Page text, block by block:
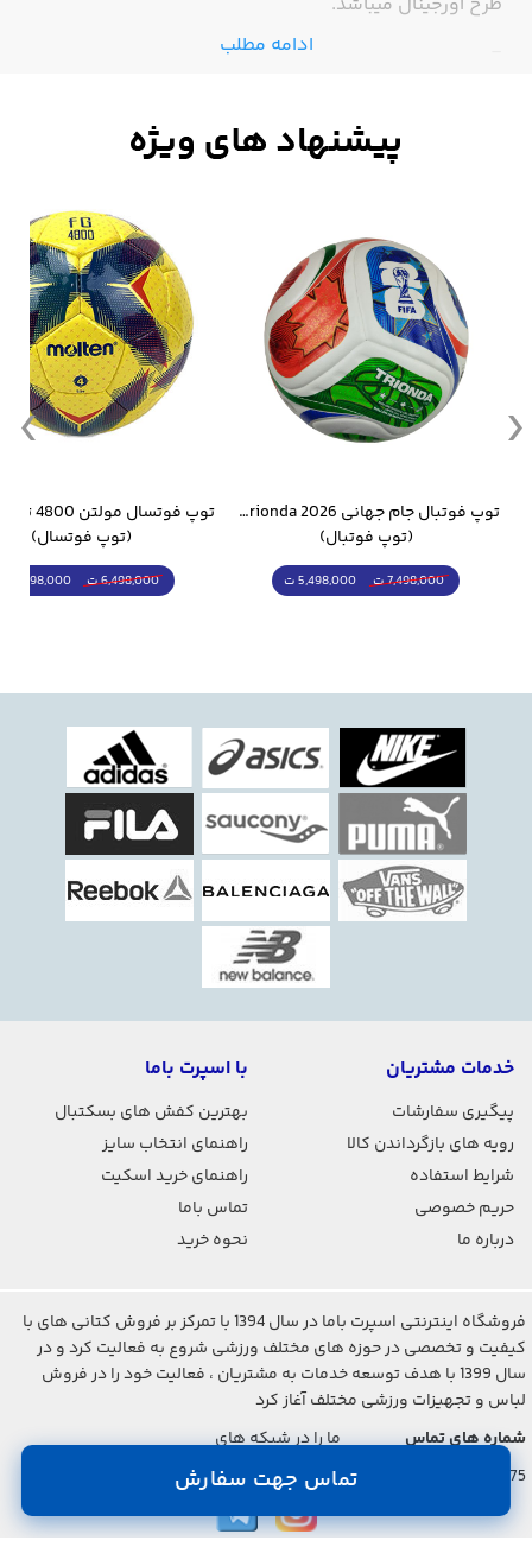
تماس جهت سفارش
ادامه مطلب
توپ فوتبال جام جهانی 2026 Trionda مشابه اورجینال
(توپ فوتبال)
7,498,000 ت 5,498,000 ت
(توپ فوتسال)
6,498,000 ت 5,298,000 ت
خدمات مشتریان
پیگیری سفارشات
رویه های بازگرداندن کالا
شرایط استفاده
حریم خصوصی
درباره ما
با اسپرت باما
بهترین کفش های بسکتبال
راهنمای انتخاب سایز
راهنمای خرید اسکیت
تماس باما
نحوه خرید
فروشگاه اینترنتی اسپرت باما در سال 1394 با تمرکز بر فروش کتانی های با
کیفیت و تخصصی در حوزه های مختلف ورزشی شروع به فعالیت کرد و در
سال 1399 با هدف توسعه خدمات به مشتریان ، فعالیت خود را در فروش
لباس و تجهیزات ورزشی مختلف آغاز کرد
شماره های تماس
021-2842-7275
ما را در شبکه های
اجتماعی دنبال کنید